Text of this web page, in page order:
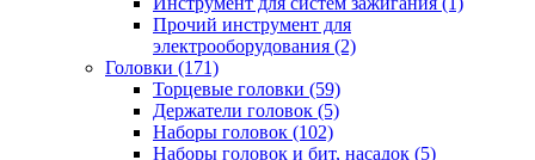
Прочий инструмент для
электрооборудования (2)
Головки (171)
Торцевые головки (59)
Держатели головок (5)
Наборы головок (102)
Наборы головок и бит, насадок (5)